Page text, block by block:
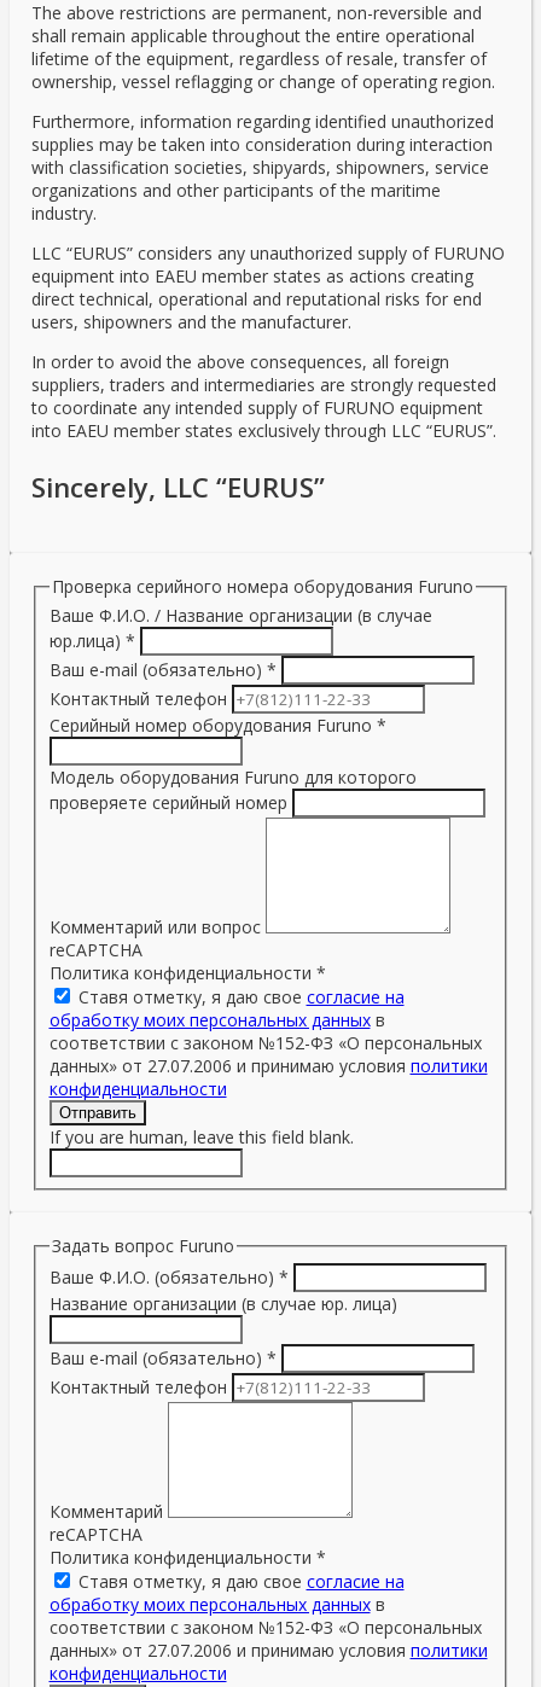
The above restrictions are permanent, non-reversible and
shall remain applicable throughout the entire operational
lifetime of the equipment, regardless of resale, transfer of
ownership, vessel reflagging or change of operating region.
Furthermore, information regarding identified unauthorized
supplies may be taken into consideration during interaction
with classification societies, shipyards, shipowners, service
organizations and other participants of the maritime
industry.
LLC “EURUS” considers any unauthorized supply of FURUNO
equipment into EAEU member states as actions creating
direct technical, operational and reputational risks for end
users, shipowners and the manufacturer.
In order to avoid the above consequences, all foreign
suppliers, traders and intermediaries are strongly requested
to coordinate any intended supply of FURUNO equipment
into EAEU member states exclusively through LLC “EURUS”.
Sincerely, LLC “EURUS”
Проверка серийного номера оборудования Furuno
Ваше Ф.И.О. / Название организации (в случае
юр.лица) *
Ваш e-mail (обязательно) *
Контактный телефон
Серийный номер оборудования Furuno *
Модель оборудования Furuno для которого
проверяете серийный номер
Комментарий или вопрос
reCAPTCHA
Политика конфиденциальности *
Ставя отметку, я даю свое согласие на
обработку моих персональных данныхв
соответствии с законом №152-ФЗ «О персональных
данных» от 27.07.2006 и принимаю условия политики
конфиденциальности
Отправить
If you are human, leave this field blank.
Задать вопрос Furuno
Ваше Ф.И.О. (обязательно) *
Название организации (в случае юр. лица)
Ваш e-mail (обязательно) *
Контактный телефон
Комментарий
reCAPTCHA
Политика конфиденциальности *
Ставя отметку, я даю свое согласие на
обработку моих персональных данныхв
соответствии с законом №152-ФЗ «О персональных
данных» от 27.07.2006 и принимаю условия политики
конфиденциальности